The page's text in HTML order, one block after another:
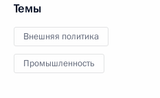
Темы
Внешняя политика
Промышленность